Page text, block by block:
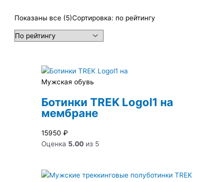
Показаны все (5)Сортировка: по рейтингу
Мужская обувь
Ботинки TREK Logol1 на
мембране
15950 ₽
Оценка 5.00из 5